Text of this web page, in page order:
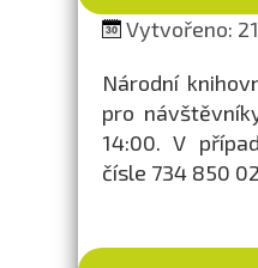
Vytvořeno:
Národní
pro
14:00. V
čísle 734 850